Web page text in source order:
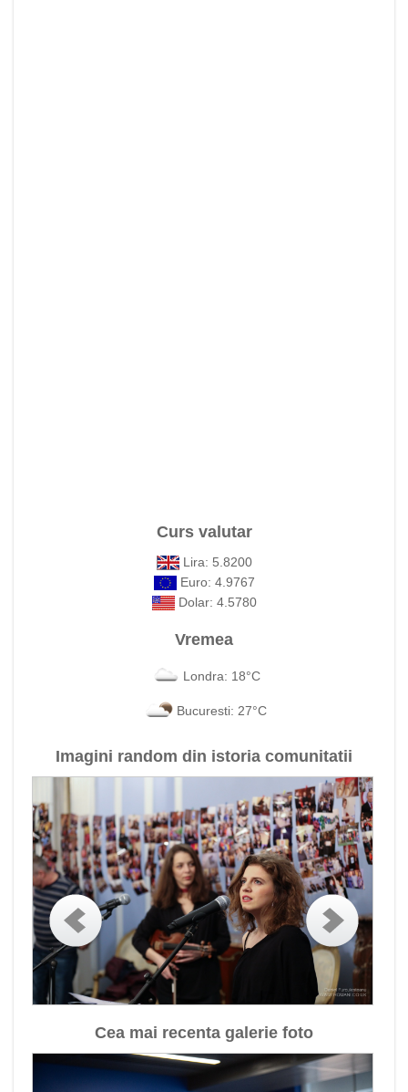
Curs valutar
Lira: 5.8200
Euro: 4.9767
Dolar: 4.5780
Vremea
Londra: 18°C
Bucuresti: 27°C
Imagini random din istoria comunitatii
Cea mai recenta galerie foto